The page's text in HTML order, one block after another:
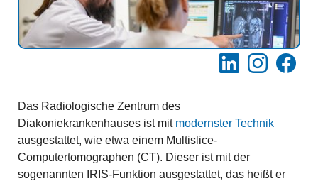
LinkedInInstagram
Das Radiologische Zentrum des
Diakoniekrankenhauses ist mit modernster Technik
ausgestattet, wie etwa einem Multislice-
Computertomographen (CT). Dieser ist mit der
sogenannten IRIS-Funktion ausgestattet, das heißt er